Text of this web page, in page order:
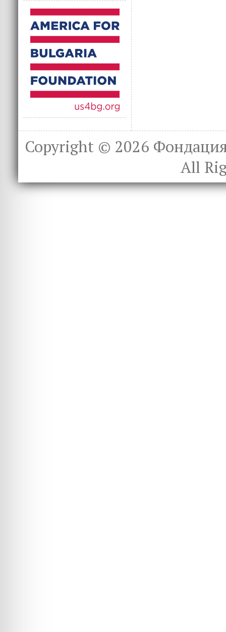
Copyright © 2026
All